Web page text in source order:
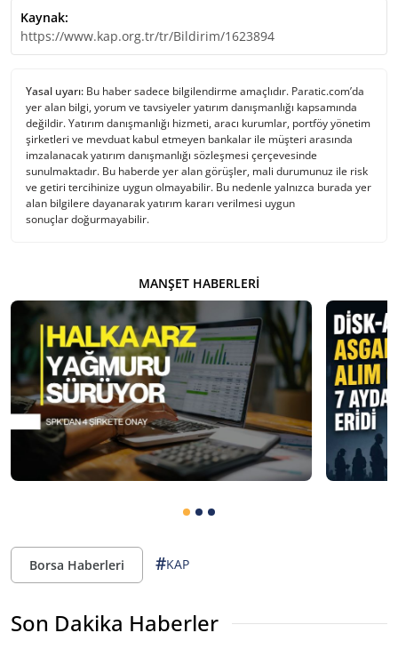
Kaynak:
https://www.kap.org.tr/tr/Bildirim/1623894
Yasal uyarı: Bu haber sadece bilgilendirme amaçlıdır. Paratic.com’da
yer alan bilgi, yorum ve tavsiyeler yatırım danışmanlığı kapsamında
değildir. Yatırım danışmanlığı hizmeti, aracı kurumlar, portföy yönetim
şirketleri ve mevduat kabul etmeyen bankalar ile müşteri arasında
imzalanacak yatırım danışmanlığı sözleşmesi çerçevesinde
sunulmaktadır. Bu haberde yer alan görüşler, mali durumunuz ile risk
ve getiri tercihinize uygun olmayabilir. Bu nedenle yalnızca burada yer
alan bilgilere dayanarak yatırım kararı verilmesi uygun
sonuçlar doğurmayabilir.
MANŞET HABERLERI
Borsa Haberleri #KAP
Son Dakika Haberler